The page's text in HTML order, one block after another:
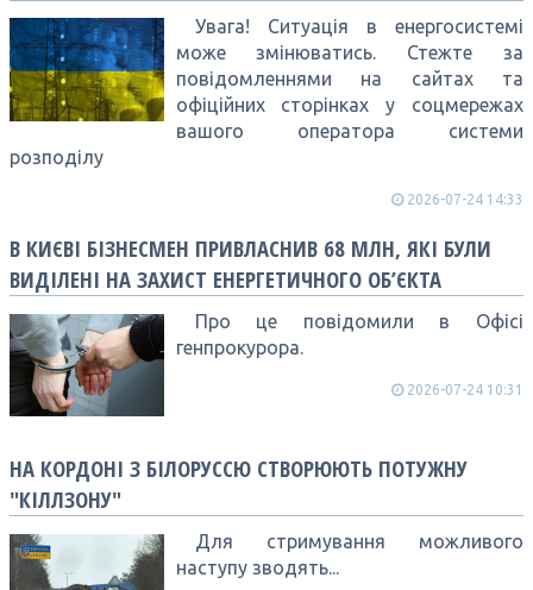
Увага! Ситуація в енергосистемі
може змінюватись. Стежте за
повідомленнями на сайтах та
офіційних сторінках у соцмережах
вашого оператора системи
розподілу
2026-07-24 14:33
В КИЄВІ БІЗНЕСМЕН ПРИВЛАСНИВ 68 МЛН, ЯКІ БУЛИ
ВИДІЛЕНІ НА ЗАХИСТ ЕНЕРГЕТИЧНОГО ОБ’ЄКТА
Про це повідомили в Офісі
генпрокурора.
2026-07-24 10:31
НА КОРДОНІ З БІЛОРУССЮ СТВОРЮЮТЬ ПОТУЖНУ
"КІЛЛЗОНУ"
Для стримування можливого
наступу зводять...